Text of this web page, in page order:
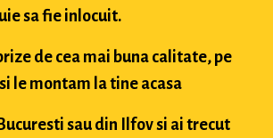
sa fie inlocuit.
de cea mai buna calitate, pe
le montam la tine acasa
sau din Ilfov si ai trecut